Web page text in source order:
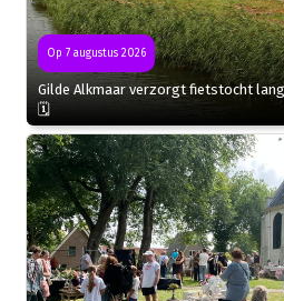
Op 7 augustus 2026
Gilde Alkmaar verzorgt fietstocht
🗓